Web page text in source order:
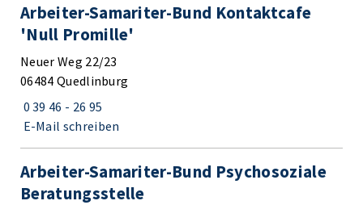
Arbeiter-Samariter-Bund Kontaktcafe
'Null Promille'
Neuer Weg 22/23
06484 Quedlinburg
0 39 46 - 26 95
E-Mail schreiben
Arbeiter-Samariter-Bund Psychosoziale
Beratungsstelle